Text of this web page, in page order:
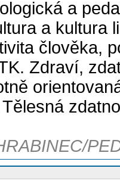
a
a kultura
člověka,
Zdraví,